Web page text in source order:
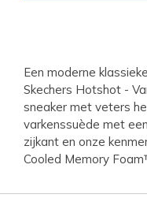
Een moderne
Skechers Hotshot -
sneaker met veters
varkenssuède met
zijkant en onze
Cooled Memory